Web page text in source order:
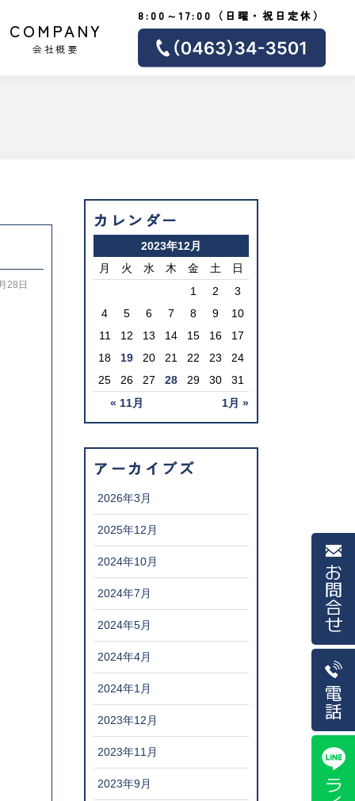
お問合せ
電話
COMPANY
会社概要
8:00～17:00（日曜・祝日定休）
28日
カレンダー
2023年12月
月
火 水 木 金 土 日
« 11月 1月 »
1 2
3
4
5 6 7 8 9
10
11
12 13 14 15 16
17
18
19 20 21 22 23
24
25
26 27 28 29 30 31
アーカイブズ
2026年3月
2025年12月
2024年10月
2024年7月
2024年5月
2024年4月
2024年1月
2023年12月
2023年11月
2023年9月